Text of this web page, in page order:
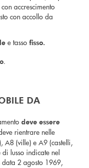
accrescimento
con accollo da
e tasso fisso.
.
DA
deve essere
rientrare nelle
A8 (ville) e A9 (castelli,
lusso indicate nel
2 agosto 1969,